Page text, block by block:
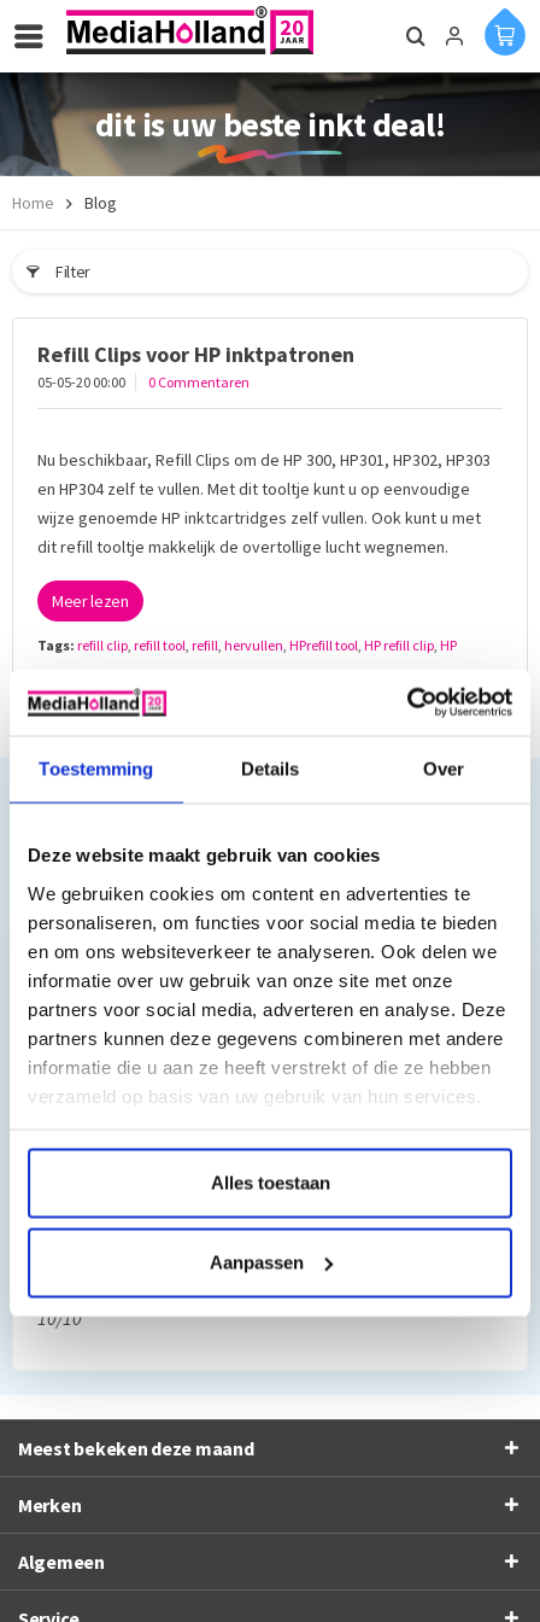
Toestemming Details Over
Deze website maakt gebruik van cookies
We gebruiken cookies om content en advertenties te
personaliseren, om functies voor social media te bieden
en om ons websiteverkeer te analyseren. Ook delen we
informatie over uw gebruik van onze site met onze
partners voor social media, adverteren en analyse. Deze
partners kunnen deze gegevens combineren met andere
informatie die u aan ze heeft verstrekt of die ze hebben
verzameld op basis van uw gebruik van hun services.
Alles toestaan
Aanpassen
dit is uw beste inkt deal!
Home Blog
Filter
Refill Clips voor HP inktpatronen
05-05-20 00:00 0 Commentaren
Nu beschikbaar, Refill Clips om de HP 300, HP301, HP302, HP303
en HP304 zelf te vullen. Met dit tooltje kunt u op eenvoudige
wijze genoemde HP inktcartridges zelf vullen. Ook kunt u met
dit refill tooltje makkelijk de overtollige lucht wegnemen.
Meer lezen
Tags: refill clip, refill tool, refill, hervullen, HPrefill tool, HP refill clip, HP
MediaHolland® Blog
laatste nieuws bij MediaHolland. Ook proberen wij u over
plaatsen ook geregeld...meer lezen »
Reviews van klanten…
”Prima geregeld. ”
Gauke Wijnmaalen
”Al vaker bij jullie besteld. Altijd prima gegaan. Fijn
bedrijf”
10/10
Meest bekeken deze maand
Merken
Algemeen